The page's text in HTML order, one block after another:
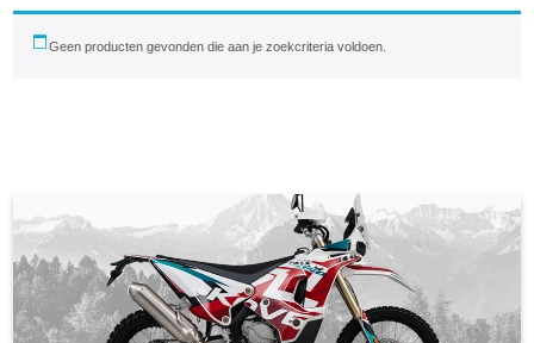
Geen producten gevonden die aan je zoekcriteria voldoen.